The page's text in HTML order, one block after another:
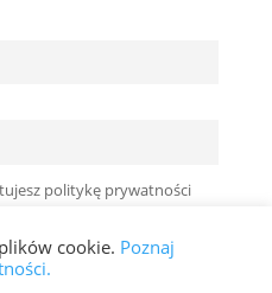
politykę prywatności
cookie. Poznaj